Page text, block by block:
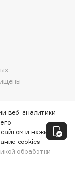
веб-аналитики
сайтом и нажимая
cookies
обработки